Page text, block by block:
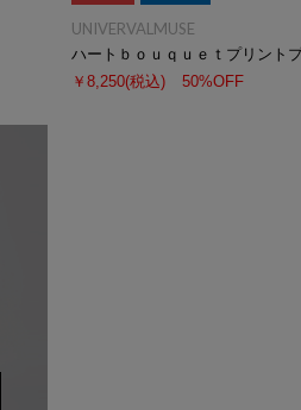
UNIVERVALMUSE
￥8,250(税込) 50%OFF